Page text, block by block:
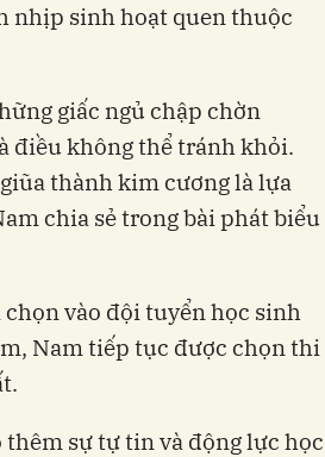
nhịp sinh hoạt quen thuộc
giấc ngủ chập chờn
điều không thể tránh khỏi.
thành kim cương là lựa
chia sẻ trong bài phát biểu
vào đội tuyển học sinh
Nam tiếp tục được chọn thi
sự tự tin và động lực học